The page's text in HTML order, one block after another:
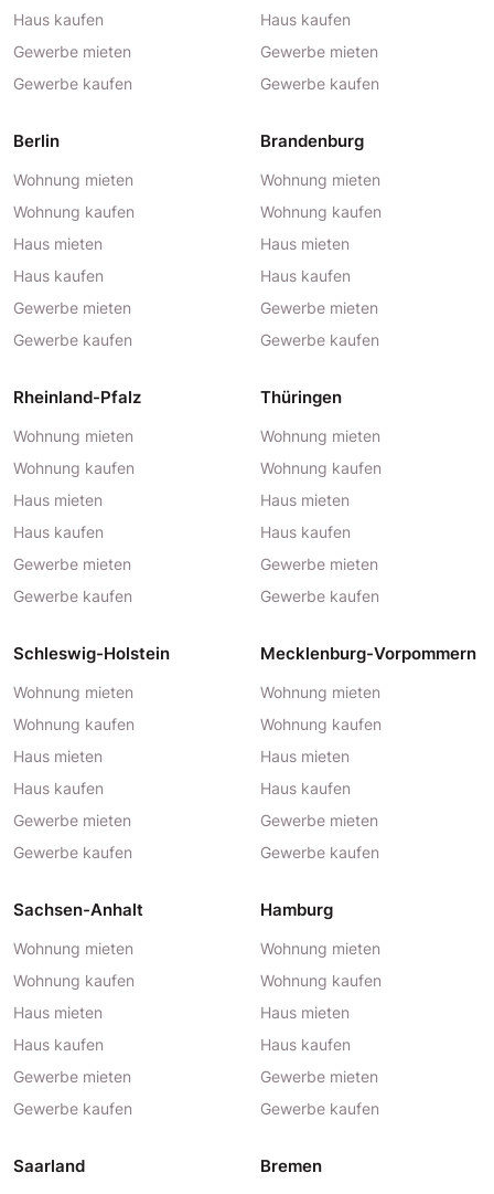
Haus kaufen
Gewerbe mieten
Gewerbe kaufen
Haus kaufen
Gewerbe mieten
Gewerbe kaufen
Berlin
Wohnung mieten
Wohnung kaufen
Haus mieten
Haus kaufen
Gewerbe mieten
Gewerbe kaufen
Brandenburg
Wohnung mieten
Wohnung kaufen
Haus mieten
Haus kaufen
Gewerbe mieten
Gewerbe kaufen
Rheinland-Pfalz
Wohnung mieten
Wohnung kaufen
Haus mieten
Haus kaufen
Gewerbe mieten
Gewerbe kaufen
Thüringen
Wohnung mieten
Wohnung kaufen
Haus mieten
Haus kaufen
Gewerbe mieten
Gewerbe kaufen
Schleswig-Holstein
Wohnung mieten
Wohnung kaufen
Haus mieten
Haus kaufen
Gewerbe mieten
Gewerbe kaufen
Mecklenburg-Vorpommern
Wohnung mieten
Wohnung kaufen
Haus mieten
Haus kaufen
Gewerbe mieten
Gewerbe kaufen
Sachsen-Anhalt
Wohnung mieten
Wohnung kaufen
Haus mieten
Haus kaufen
Gewerbe mieten
Gewerbe kaufen
Hamburg
Wohnung mieten
Wohnung kaufen
Haus mieten
Haus kaufen
Gewerbe mieten
Gewerbe kaufen
Saarland Bremen